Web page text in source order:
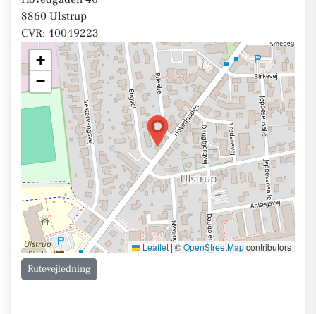
8860 Ulstrup
CVR: 40049223
+
−
Leaflet |©OpenStreetMapcontributors
Rutevejledning